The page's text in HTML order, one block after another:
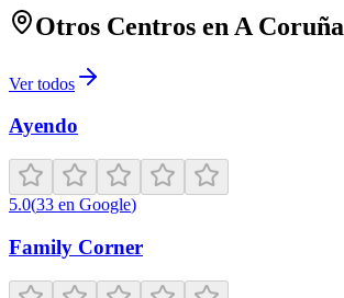
Otros Centros en A Coruña
Ver todos
Ayendo
5.0(33 en Google)
Family Corner